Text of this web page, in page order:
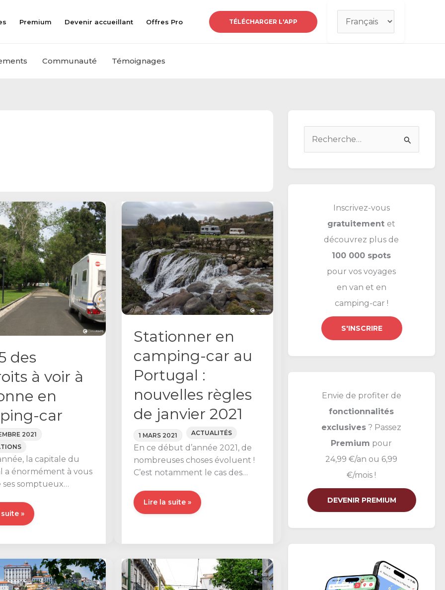
Premium Devenir accueillant Offres Pro TÉLÉCHARGER L'APP
Choisir
langue
Communauté Témoignages
des
à voir à
en
car
2021
la capitale du
a énormément à vous
ses somptueux
à
»
Stationner en
camping-car au
Portugal :
nouvelles règles
de janvier 2021
1 MARS 2021 ACTUALITÉS
En ce début d’année 2021, de
nombreuses choses évoluent !
C’est notamment le cas des
Stationner
en
car
Portugal
:
Lire la suite »
Inscrivez-vous
gratuitement et
découvrez plus de
100 000 spots
pour vos voyages
en van et en
camping-car !
S'INSCRIRE
Envie de profiter de
fonctionnalités
exclusives ? Passez
Premium pour
24,99 €/an ou 6,99
€/mois !
DEVENIR PREMIUM